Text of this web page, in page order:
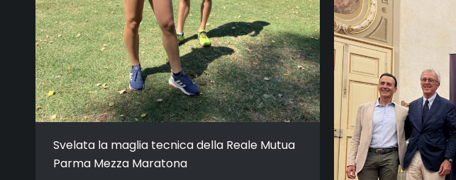
Svelata la maglia tecnica della Reale Mutua
Parma Mezza Maratona